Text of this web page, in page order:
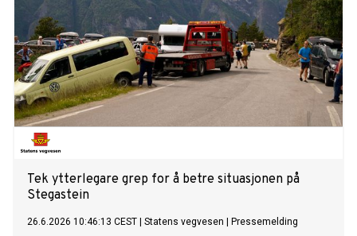
Tek ytterlegare grep for å betre situasjonen på
Stegastein
26.6.2026 10:46:13 CEST Statens vegvesen Pressemelding